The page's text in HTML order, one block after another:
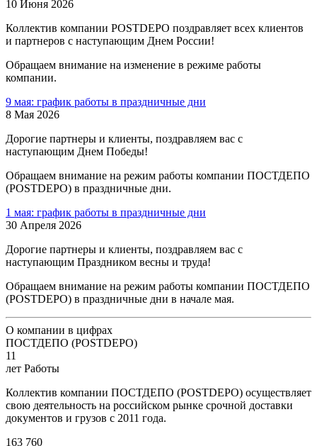
10 Июня 2026
Коллектив компании POSTDEPO поздравляет всех клиентов
и партнеров с наступающим Днем России!
Обращаем внимание на изменение в режиме работы
компании.
9 мая: график работы в праздничные дни
8 Мая 2026
Дорогие партнеры и клиенты, поздравляем вас с
наступающим Днем Победы!
Обращаем внимание на режим работы компании ПОСТДЕПО
(POSTDEPO) в праздничные дни.
1 мая: график работы в праздничные дни
30 Апреля 2026
Дорогие партнеры и клиенты, поздравляем вас с
наступающим Праздником весны и труда!
Обращаем внимание на режим работы компании ПОСТДЕПО
(POSTDEPO) в праздничные дни в начале мая.
О компании в цифрах
ПОСТДЕПО (POSTDEPO)
11
лет Работы
Коллектив компании ПОСТДЕПО (POSTDEPO) осуществляет
свою деятельность на российском рынке срочной доставки
документов и грузов с 2011 года.
163 760